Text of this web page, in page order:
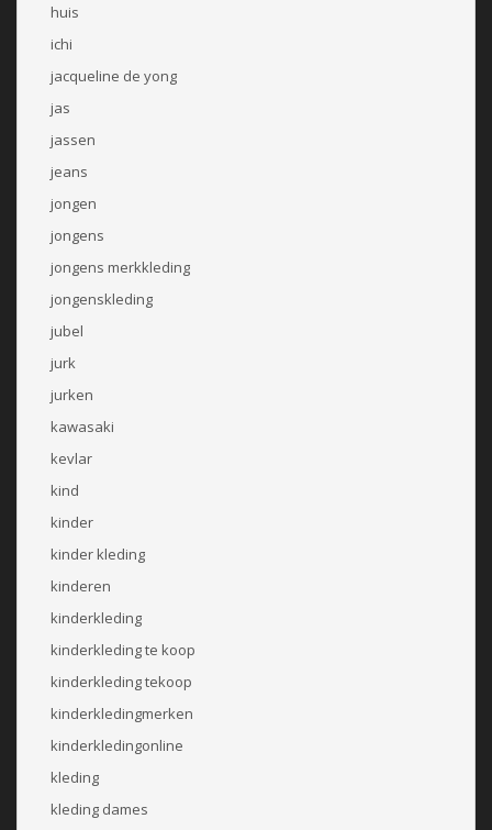
huis
ichi
jacqueline de yong
jas
jassen
jeans
jongen
jongens
jongens merkkleding
jongenskleding
jubel
jurk
jurken
kawasaki
kevlar
kind
kinder
kinder kleding
kinderen
kinderkleding
kinderkleding te koop
kinderkleding tekoop
kinderkledingmerken
kinderkledingonline
kleding
kleding dames